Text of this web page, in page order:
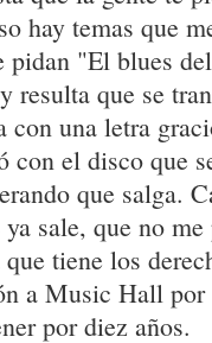
hay temas que
pidan "El blues
resulta que se
con una letra
con el disco que
que salga.
sale, que no
tiene los
a Music Hall por
por diez años.